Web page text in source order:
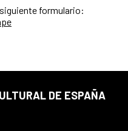
formulario:
DE ESPAÑA